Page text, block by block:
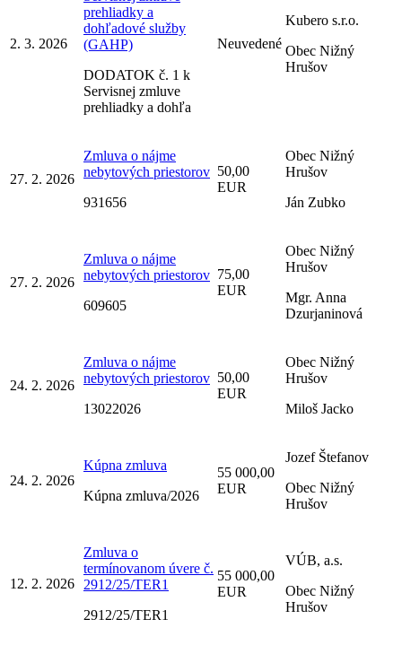
2. 3. 2026
prehliadky a
dohľadové služby
(GAHP)
DODATOK č. 1 k
Servisnej zmluve
prehliadky a dohľa
Neuvedené
Kubero s.r.o.
Obec Nižný
Hrušov
27. 2. 2026
Zmluva o nájme
nebytových priestorov
931656
50,00
EUR
Obec Nižný
Hrušov
Ján Zubko
27. 2. 2026
Zmluva o nájme
nebytových priestorov
609605
75,00
EUR
Obec Nižný
Hrušov
Mgr. Anna
Dzurjaninová
24. 2. 2026
Zmluva o nájme
nebytových priestorov
13022026
50,00
EUR
Obec Nižný
Hrušov
Miloš Jacko
24. 2. 2026
Kúpna zmluva
Kúpna zmluva/2026
55 000,00
EUR
Jozef Štefanov
Obec Nižný
Hrušov
12. 2. 2026
Zmluva o
termínovanom úvere č.
2912/25/TER1
2912/25/TER1
55 000,00
EUR
VÚB, a.s.
Obec Nižný
Hrušov